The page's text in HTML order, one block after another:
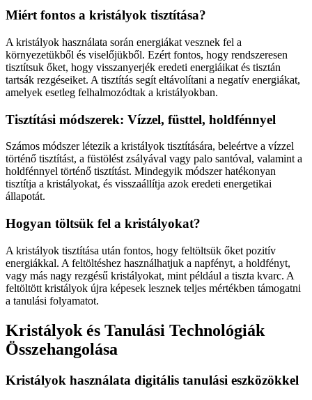
Miért fontos a kristályok tisztítása?
A kristályok használata során energiákat vesznek fel a
környezetükből és viselőjükből. Ezért fontos, hogy rendszeresen
tisztítsuk őket, hogy visszanyerjék eredeti energiáikat és tisztán
tartsák rezgéseiket. A tisztítás segít eltávolítani a negatív energiákat,
amelyek esetleg felhalmozódtak a kristályokban.
Tisztítási módszerek: Vízzel, füsttel, holdfénnyel
Számos módszer létezik a kristályok tisztítására, beleértve a vízzel
történő tisztítást, a füstölést zsályával vagy palo santóval, valamint a
holdfénnyel történő tisztítást. Mindegyik módszer hatékonyan
tisztítja a kristályokat, és visszaállítja azok eredeti energetikai
állapotát.
Hogyan töltsük fel a kristályokat?
A kristályok tisztítása után fontos, hogy feltöltsük őket pozitív
energiákkal. A feltöltéshez használhatjuk a napfényt, a holdfényt,
vagy más nagy rezgésű kristályokat, mint például a tiszta kvarc. A
feltöltött kristályok újra képesek lesznek teljes mértékben támogatni
a tanulási folyamatot.
Kristályok és Tanulási Technológiák
Összehangolása
Kristályok használata digitális tanulási eszközökkel